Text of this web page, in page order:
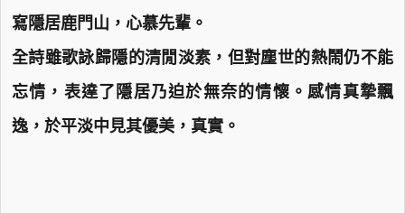
寫隱居鹿門山，心慕先輩。
全詩雖歌詠歸隱的清閒淡素，但對塵世的熱鬧仍不能
忘情，表達了隱居乃迫於無奈的情懷。感情真摯飄
逸，於平淡中見其優美，真實。